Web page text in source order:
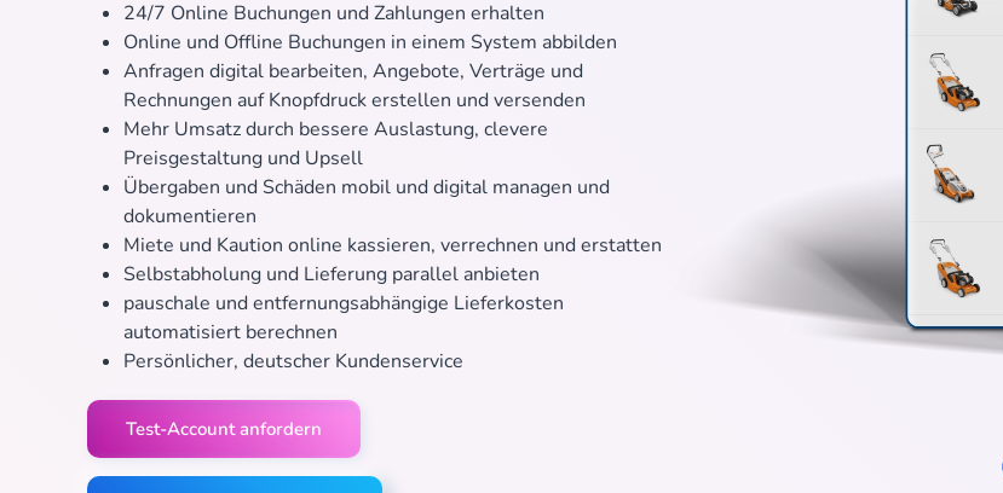
24/7 Online Buchungen und Zahlungen erhalten
Online und Offline Buchungen in einem System abbilden
Anfragen digital bearbeiten, Angebote, Verträge und
Rechnungen auf Knopfdruck erstellen und versenden
Mehr Umsatz durch bessere Auslastung, clevere
Preisgestaltung und Upsell
Übergaben und Schäden mobil und digital managen und
dokumentieren
Miete und Kaution online kassieren, verrechnen und erstatten
Selbstabholung und Lieferung parallel anbieten
pauschale und entfernungsabhängige Lieferkosten
automatisiert berechnen
Persönlicher, deutscher Kundenservice
Test-Account anfordern